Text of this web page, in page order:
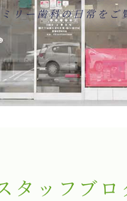
リー歯科の日常をご
タッフブロ